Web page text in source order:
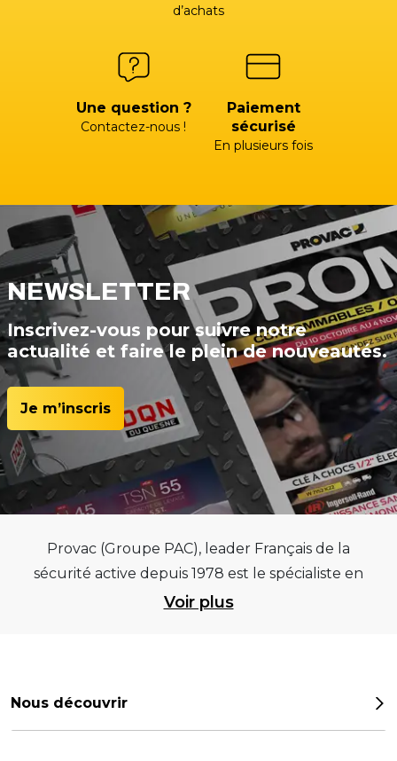
d’achats
Une question ?
Contactez-nous !
Paiement
sécurisé
En plusieurs fois
NEWSLETTER
Inscrivez-vous pour suivre notre
actualité et faire le plein de nouveautés.
Je m’inscris
Provac (Groupe PAC), leader Français de la
sécurité active depuis 1978 est le spécialiste en
équipements pour garages et centres
meilleurs équipements sur des critères de
Voir plus
Nous découvrir